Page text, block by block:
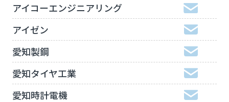
アイコーエンジニアリング
アイゼン
愛知製鋼
愛知タイヤ工業
愛知時計電機